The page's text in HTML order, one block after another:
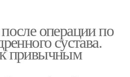
операции по
сустава.
привычным